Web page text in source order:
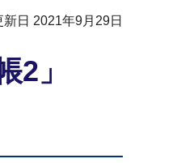
新日 2021年9月29日
2」